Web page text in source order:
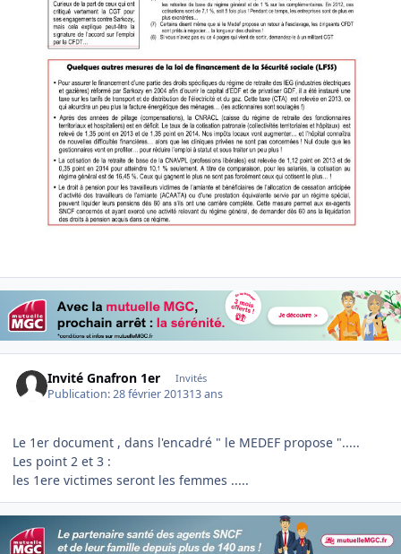
Invité Gnafron 1er Invités
Publication:28 février 201313 ans
Le 1er document , dans l'encadré " le MEDEF propose ".....
Les point 2 et 3 :
les 1ere victimes seront les femmes .....